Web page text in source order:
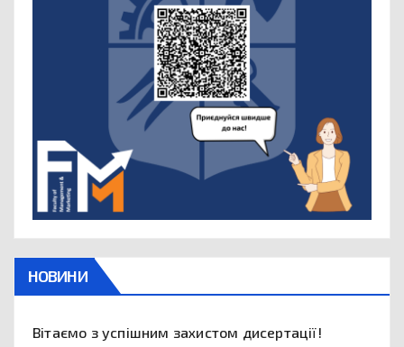
НОВИНИ
Вітаємо з успішним захистом дисертації!